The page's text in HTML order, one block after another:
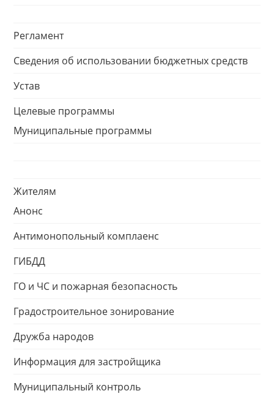
Регламент
Сведения об использовании бюджетных средств
Устав
Целевые программы
Муниципальные программы
Жителям
Анонс
Антимонопольный комплаенс
ГИБДД
ГО и ЧС и пожарная безопасность
Градостроительное зонирование
Дружба народов
Информация для застройщика
Муниципальный контроль